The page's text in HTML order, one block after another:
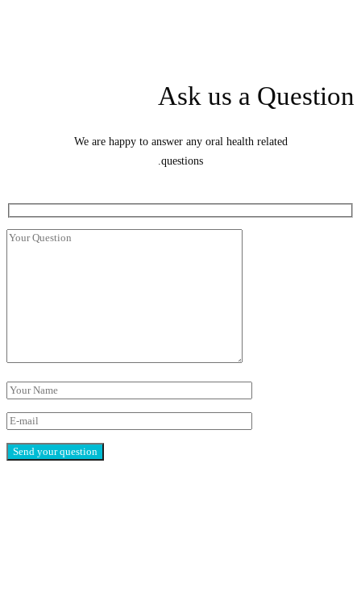
Ask us a Question
We are happy to answer any oral health related
questions.